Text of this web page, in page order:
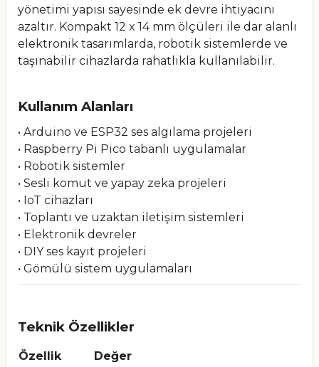
yönetimi yapısı sayesinde ek devre ihtiyacını
azaltır. Kompakt 12 x 14 mm ölçüleri ile dar alanlı
elektronik tasarımlarda, robotik sistemlerde ve
taşınabilir cihazlarda rahatlıkla kullanılabilir.
Kullanım Alanları
• Arduino ve ESP32 ses algılama projeleri
• Raspberry Pi Pico tabanlı uygulamalar
• Robotik sistemler
• Sesli komut ve yapay zeka projeleri
• IoT cihazları
• Toplantı ve uzaktan iletişim sistemleri
• Elektronik devreler
• DIY ses kayıt projeleri
• Gömülü sistem uygulamaları
Teknik Özellikler
Özellik
Değer